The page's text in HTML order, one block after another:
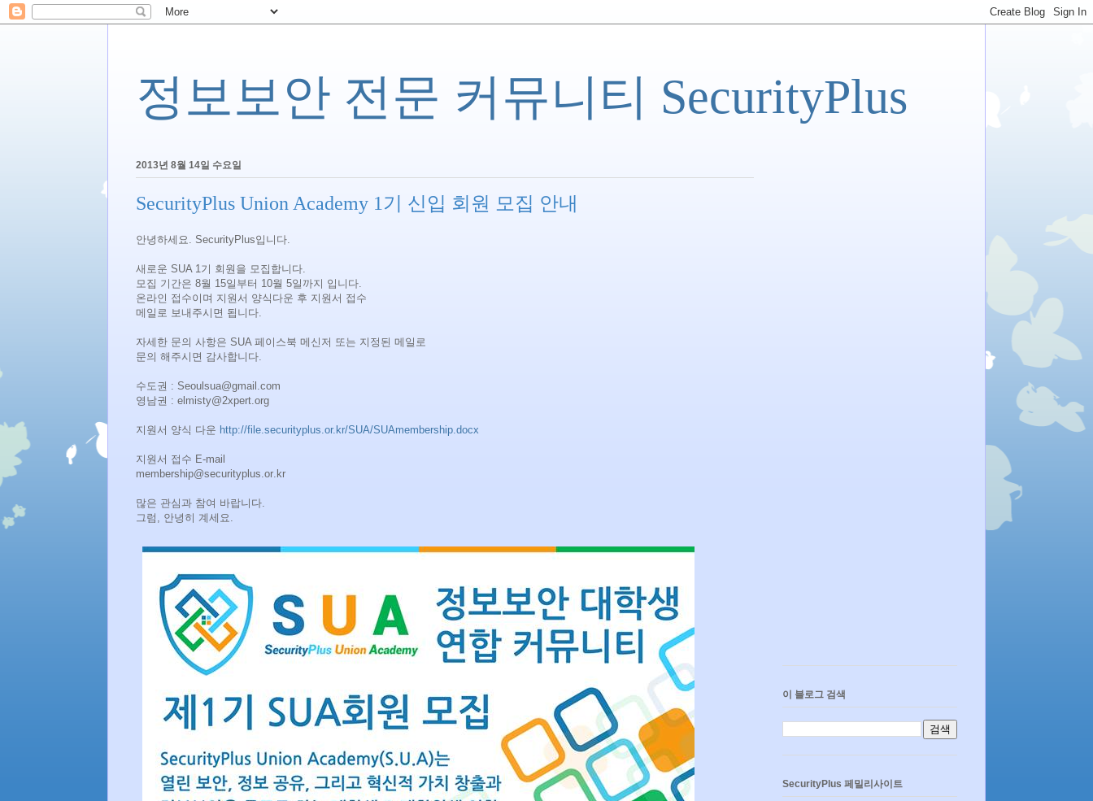
정보보안 전문 커뮤니티 SecurityPlus
2013년 8월 14일 수요일
SecurityPlus Union Academy 1기 신입 회원 모집 안내
안녕하세요. SecurityPlus입니다.
새로운 SUA 1기 회원을 모집합니다.
모집 기간은 8월 15일부터 10월 5일까지 입니다.
온라인 접수이며 지원서 양식다운 후 지원서 접수
메일로 보내주시면 됩니다.
자세한 문의 사항은 SUA 페이스북 메신저 또는 지정된 메일로
문의 해주시면 감사합니다.
수도권 : Seoulsua@gmail.com
영남권 : elmisty@2xpert.org
지원서 양식 다운 http://file.securityplus.or.kr/SUA/SUAmembership.docx
지원서 접수 E-mail
membership@securityplus.or .kr
많은 관심과 참여 바랍니다.
그럼, 안녕히 계세요.
이 블로그 검색
SecurityPlus 페밀리사이트